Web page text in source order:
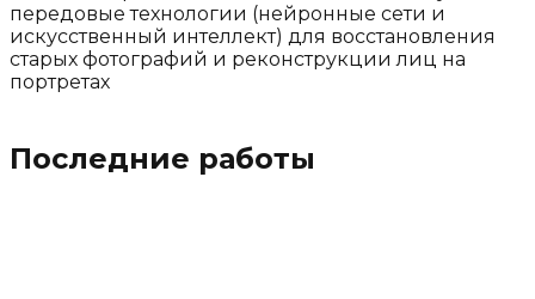
передовые технологии (нейронные сети и
искусственный интеллект) для восстановления
старых фотографий и реконструкции лиц на
портретах
Последние работы